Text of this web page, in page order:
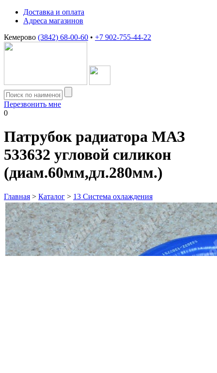
Доставка и оплата
Адреса магазинов
Кемерово (3842) 68-00-60 • +7 902-755-44-22
Перезвонить мне
0
Патрубок радиатора МАЗ
533632 угловой силикон
(диам.60мм,дл.280мм.)
Главная > Каталог > 13 Система охлаждения